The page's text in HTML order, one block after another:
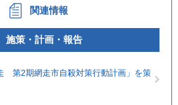
関連情報
施策・計画・報告
第2期網走市自殺対策行動計画」を策